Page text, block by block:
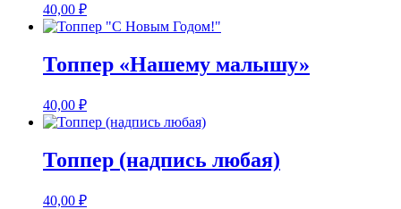
40,00 ₽
Топпер «Нашему малышу»
40,00 ₽
Топпер (надпись любая)
40,00 ₽